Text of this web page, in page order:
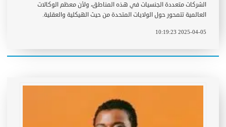
الشركات متعددة الجنسيات في هذه المناطق، ولأن معظم الوكالات
العالمية تتمحور حول الولايات المتحدة من حيث الهيكلية والعقلية.
2025-04-05 10:19:23